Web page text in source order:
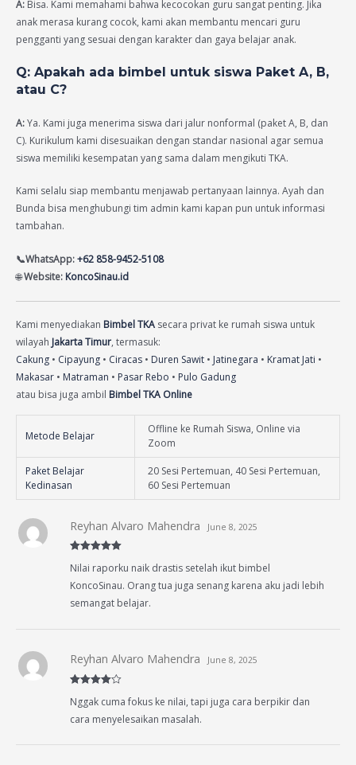
A: Bisa. Kami memahami bahwa kecocokan guru sangat penting. Jika
anak merasa kurang cocok, kami akan membantu mencari guru
pengganti yang sesuai dengan karakter dan gaya belajar anak.
Q: Apakah ada bimbel untuk siswa Paket A, B,
atau C?
A:Ya. Kami juga menerima siswa dari jalur nonformal (paket A, B, dan
C). Kurikulum kami disesuaikan dengan standar nasional agar semua
siswa memiliki kesempatan yang sama dalam mengikuti TKA.
Kami selalu siap membantu menjawab pertanyaan lainnya. Ayah dan
Bunda bisa menghubungi tim admin kami kapan pun untuk informasi
tambahan.
📞WhatsApp:+62 858-9452-5108
🌐Website: KoncoSinau.id
Kami menyediakan Bimbel TKA secara privat ke rumah siswa untuk
wilayah Jakarta Timur, termasuk:
Cakung • Cipayung • Ciracas • Duren Sawit • Jatinegara • Kramat Jati •
Makasar • Matraman • Pasar Rebo • Pulo Gadung
atau bisa juga ambil Bimbel TKA Online
Metode Belajar
Offline ke Rumah Siswa, Online via
Zoom
Paket Belajar
Kedinasan
20 Sesi Pertemuan, 40 Sesi Pertemuan,
60 Sesi Pertemuan
of 5
Reyhan Alvaro Mahendra June 8, 2025
Nilai raporku naik drastis setelah ikut bimbel
KoncoSinau. Orang tua juga senang karena aku jadi lebih
semangat belajar.
out of 5
Reyhan Alvaro Mahendra June 8, 2025
Nggak cuma fokus ke nilai, tapi juga cara berpikir dan
cara menyelesaikan masalah.